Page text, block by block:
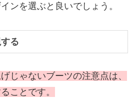
ンを選ぶと良いでしょう。
る
じゃないブーツの注意点は、
ことです。